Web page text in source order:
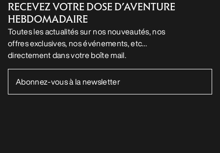
RECEVEZ VOTRE DOSE D’AVENTURE
HEBDOMADAIRE
Toutes les actualités sur nos nouveautés, nos
offres exclusives, nos événements, etc…
directement dans votre boîte mail.